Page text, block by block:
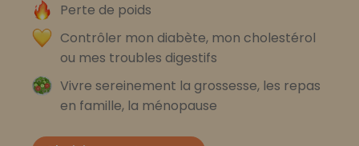
Perte de poids
Contrôler mon diabète, mon cholestérol
ou mes troubles digestifs
Vivre sereinement la grossesse, les repas
en famille, la ménopause